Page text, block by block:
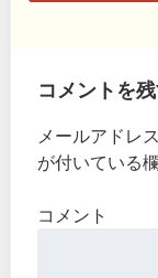
コメントを
メールアドレ
が付いている
コメント